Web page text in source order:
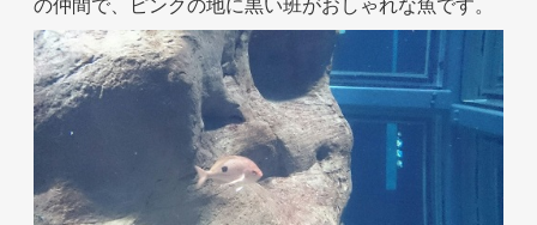
周辺スポット
ホテル事業者様